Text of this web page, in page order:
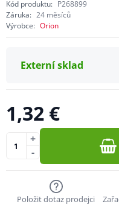
Kód produktu: P268899
Záruka: 24 měsíců
Výrobce: Orion
Externí sklad
1,32 €
-
+
Položit dotaz prodejci